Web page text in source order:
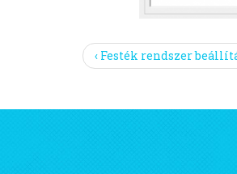
‹ Festék rendszer